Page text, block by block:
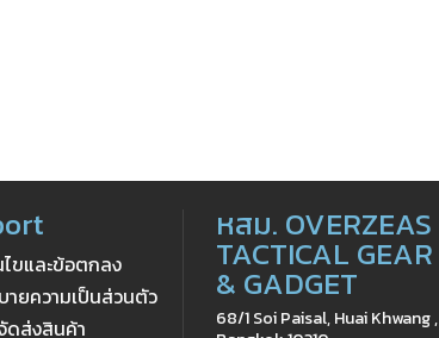
ไขและข้อตกลง
ายความเป็นส่วนตัว
ดส่งสินค้า
หสม. OVERZEAS
TACTICAL GEAR
& GADGET
68/1 Soi Paisal, Huai Khwang ,